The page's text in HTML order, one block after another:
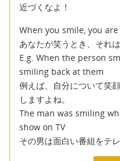
近づくなよ！
When you smile, you
あなたが笑うとき、それ
E.g. When the person
smiling back at them
例えば、自分について笑
しますよね。
The man was smiling
show on TV
その男は面白い番組をテ